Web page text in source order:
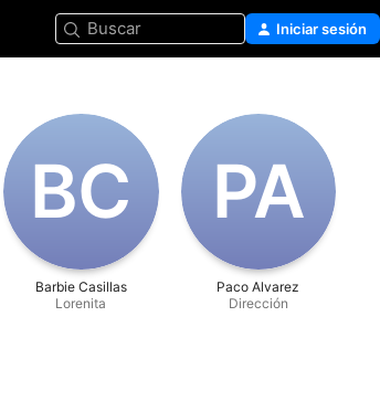
Buscar Iniciar sesión
B‌C
Barbie Casillas
Lorenita
P‌A
Paco Alvarez
Dirección